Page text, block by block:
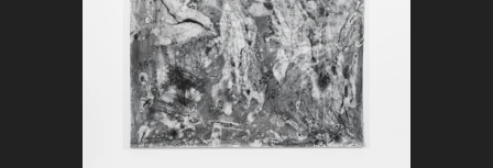
som instrument - står det også klart
at ikke bare handler dette om timing;
han peker også tilbake til det
prehistoriske punktet da poesien
løsrev seg fra sjamanistisk praksis.